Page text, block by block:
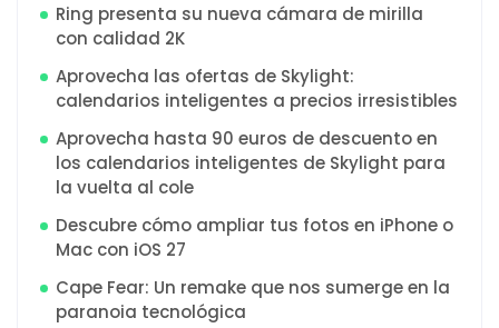
Ring presenta su nueva cámara de mirilla
con calidad 2K
Aprovecha las ofertas de Skylight:
calendarios inteligentes a precios irresistibles
Aprovecha hasta 90 euros de descuento en
los calendarios inteligentes de Skylight para
la vuelta al cole
Descubre cómo ampliar tus fotos en iPhone o
Mac con iOS 27
Cape Fear: Un remake que nos sumerge en la
paranoia tecnológica